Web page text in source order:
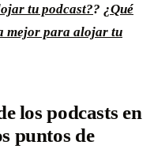
tu podcast?? ¿Qué
mejor para alojar tu
los podcasts en
puntos de